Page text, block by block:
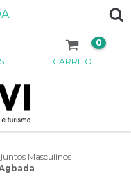
CARRITO
0
Masculinos